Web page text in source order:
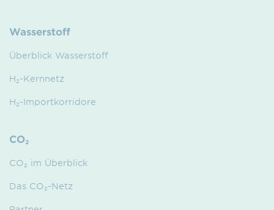
Wasserstoff
Überblick Wasserstoff
H₂-Kernnetz
H₂-Importkorridore
CO₂
CO₂ im Überblick
Das CO₂-Netz